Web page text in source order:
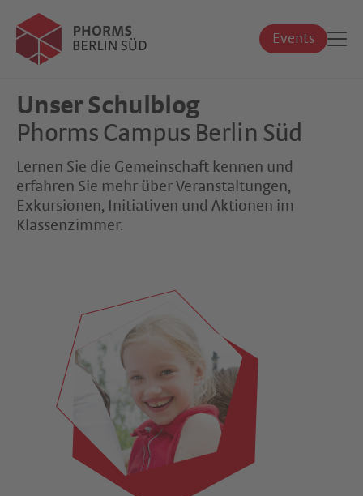
Events
Unser Schulblog
Phorms Campus Berlin Süd
Lernen Sie die Gemeinschaft kennen und
erfahren Sie mehr über Veranstaltungen,
Exkursionen, Initiativen und Aktionen im
Klassenzimmer.